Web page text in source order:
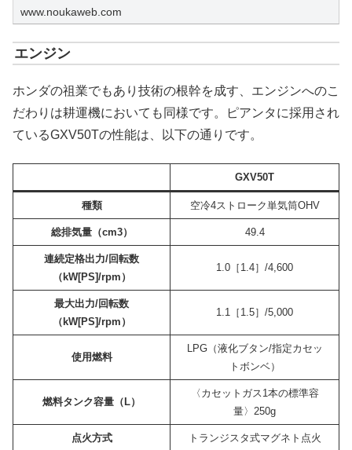
www.noukaweb.com
エンジン
ホンダの祖業でもあり技術の根幹を成す、エンジンへのこ
だわりは耕運機においても同様です。ピアンタに採用され
ているGXV50Tの性能は、以下の通りです。
GXV50T
種類 空冷4ストローク単気筒OHV
総排気量（cm3） 49.4
連続定格出力/回転数
（kW[PS]/rpm）
1.0［1.4］/4,600
最大出力/回転数
（kW[PS]/rpm）
1.1［1.5］/5,000
使用燃料
LPG（液化ブタン/指定カセッ
トボンベ）
燃料タンク容量（L）
〈カセットガス1本の標準容
量〉250g
点火方式 トランジスタ式マグネト点火